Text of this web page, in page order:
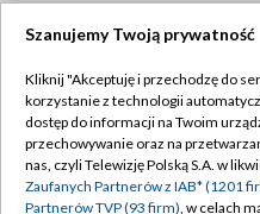
Abonament TVP
Emisja w TVP
Szanujemy Twoją prywatność
Kliknij "Akceptuję i przechodzę do
korzystanie z technologii
dostęp do informacji na Twoim
przechowywanie oraz na
nas, czyli Telewizję Polską S.A. w
Zaufanych Partnerów z IAB* (1201
Partnerów TVP (93 firm), w celach